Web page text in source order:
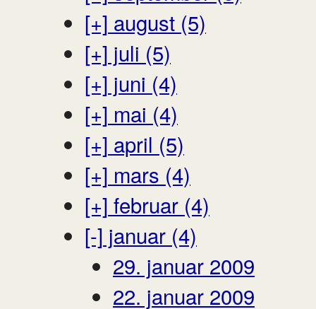
[+] august (5)
[+] juli (5)
[+] juni (4)
[+] mai (4)
[+] april (5)
[+] mars (4)
[+] februar (4)
[-] januar (4)
29. januar 2009
22. januar 2009